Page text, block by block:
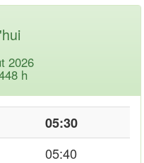
2026
h
05:30
05:40